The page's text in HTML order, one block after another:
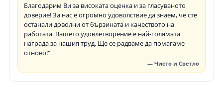
Благодарим Ви за високата оценка и за гласуваното
доверие! За нас е огромно удоволствие да знаем, че сте
останали доволни от бързината и качеството на
работата. Вашето удовлетворение е най-голямата
награда за нашия труд. Ще се радваме да помагаме
отново!"
— Чисто и Светло